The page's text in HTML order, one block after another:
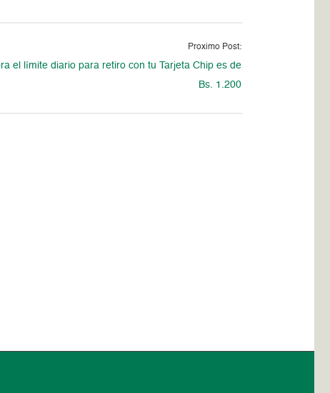
Proximo Post:
el límite diario para retiro con tu Tarjeta Chip es de
Bs. 1.200